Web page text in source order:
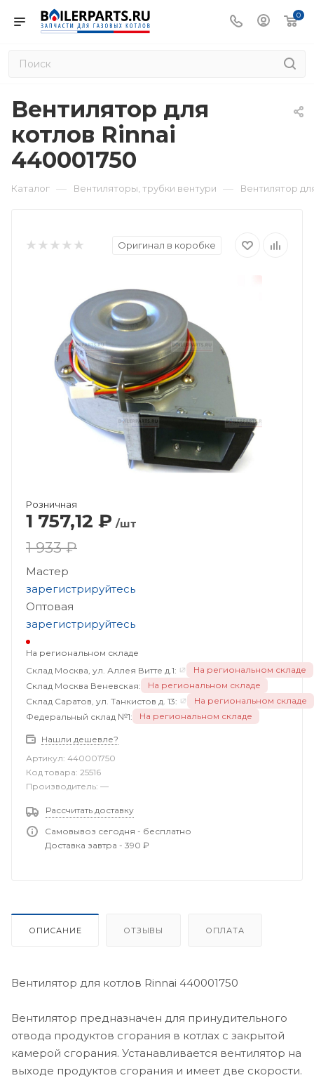
0
Вентилятор для
котлов Rinnai
440001750
Каталог — Вентиляторы, трубки вентури — Вентилятор
Оригинал в коробке
Розничная
1 757,12 ₽ /шт
1 933 ₽
Мастер
зарегистрируйтесь
Оптовая
зарегистрируйтесь
На региональном складе
Склад Москва, ул. Аллея Витте д.1:
На региональном складе
Склад Москва Веневская:
На региональном складе
Склад Саратов, ул. Танкистов д. 13:
На региональном складе
Федеральный склад №1:
На региональном складе
Нашли дешевле?
Артикул: 440001750
Код товара: 25516
Производитель: —
Рассчитать доставку
Самовывоз сегодня - бесплатно
Доставка завтра - 390 ₽
ОПИСАНИЕ ОТЗЫВЫ ОПЛАТА
Вентилятор для котлов Rinnai 440001750
Вентилятор предназначен для принудительного
отвода продуктов сгорания в котлах с закрытой
камерой сгорания. Устанавливается вентилятор на
выходе продуктов сгорания и имеет две скорости.